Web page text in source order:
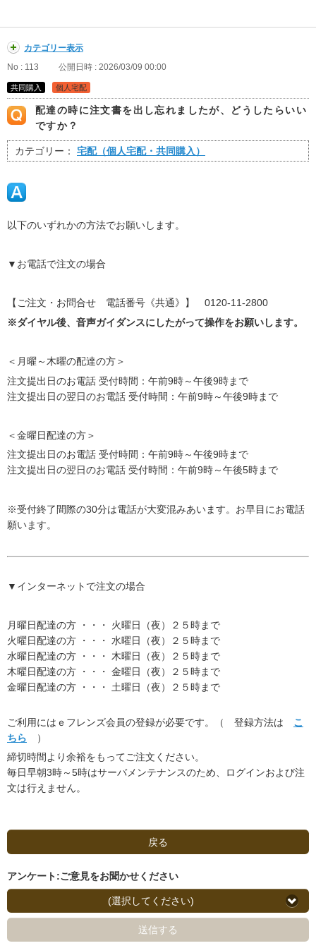
カテゴリー表示
No : 113
公開日時 : 2026/03/09 00:00
共同購入 個人宅配
配達の時に注文書を出し忘れましたが、どうしたらいい
ですか？
カテゴリー： 宅配（個人宅配・共同購入）
以下のいずれかの方法でお願いします。
▼お電話で注文の場合
【ご注文・お問合せ 電話番号《共通》】 0120-11-2800
※ダイヤル後、音声ガイダンスにしたがって操作をお願いします。
＜月曜～木曜の配達の方＞
注文提出日のお電話 受付時間：午前9時～午後9時まで
注文提出日の翌日のお電話 受付時間：午前9時～午後9時まで
＜金曜日配達の方＞
注文提出日のお電話 受付時間：午前9時～午後9時まで
注文提出日の翌日のお電話 受付時間：午前9時～午後5時まで
※受付終了間際の30分は電話が大変混みあいます。お早目にお電話
願います。
▼インターネットで注文の場合
月曜日配達の方 ・・・ 火曜日（夜）２５時まで
火曜日配達の方 ・・・ 水曜日（夜）２５時まで
水曜日配達の方 ・・・ 木曜日（夜）２５時まで
木曜日配達の方 ・・・ 金曜日（夜）２５時まで
金曜日配達の方 ・・・ 土曜日（夜）２５時まで
ご利用にはｅフレンズ会員の登録が必要です。（ 登録方法は こ
ちら ）
締切時間より余裕をもってご注文ください。
毎日早朝3時～5時はサーバメンテナンスのため、ログインおよび注
文は行えません。
戻る
アンケート:ご意見をお聞かせください
(選択してください)
送信する